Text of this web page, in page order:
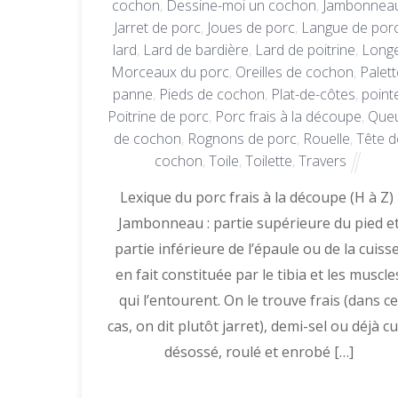
cochon, Dessine-moi un cochon,
Jarret de porc, Joues de porc, Langue de
lard, Lard de bardière, Lard de poitrine,
Morceaux du porc, Oreilles de cochon,
panne, Pieds de cochon, Plat-de-côtes,
Poitrine de porc, Porc frais à la découpe,
de cochon, Rognons de porc, Rouelle, Tête
cochon, Toile, Toilette, Travers
Lexique du porc frais à la découpe (H à Z)
Jambonneau : partie supérieure du pied
partie inférieure de l’épaule ou de la
en fait constituée par le tibia et les
qui l’entourent. On le trouve frais (dans ce
cas, on dit plutôt jarret), demi-sel ou déjà
désossé, roulé et enrobé […]